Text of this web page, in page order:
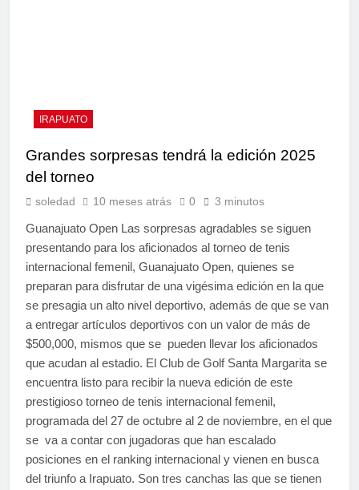
IRAPUATO
Grandes sorpresas tendrá la edición 2025
del torneo
soledad 10 meses atrás 0 3 minutos
Guanajuato Open Las sorpresas agradables se siguen
presentando para los aficionados al torneo de tenis
internacional femenil, Guanajuato Open, quienes se
preparan para disfrutar de una vigésima edición en la que
se presagia un alto nivel deportivo, además de que se van
a entregar artículos deportivos con un valor de más de
$500,000, mismos que se pueden llevar los aficionados
que acudan al estadio. El Club de Golf Santa Margarita se
encuentra listo para recibir la nueva edición de este
prestigioso torneo de tenis internacional femenil,
programada del 27 de octubre al 2 de noviembre, en el que
se va a contar con jugadoras que han escalado
posiciones en el ranking internacional y vienen en busca
del triunfo a Irapuato. Son tres canchas las que se tienen